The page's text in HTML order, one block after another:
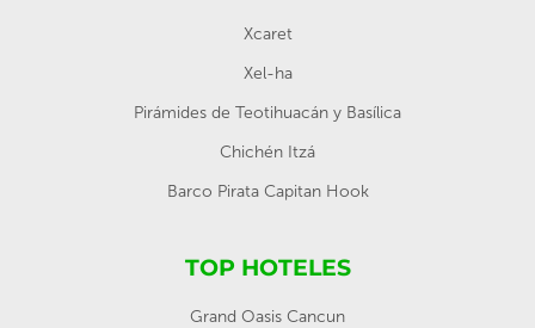
Xcaret
Xel-ha
Pirámides de Teotihuacán y Basílica
Chichén Itzá
Barco Pirata Capitan Hook
TOP HOTELES
Grand Oasis Cancun